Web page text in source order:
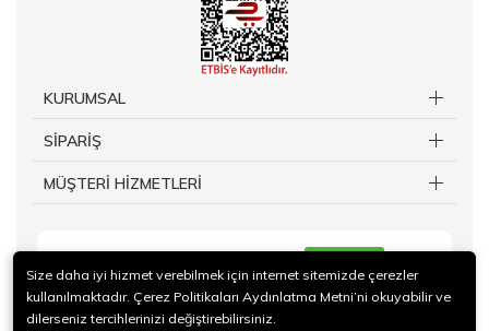
KURUMSAL
SİPARİŞ
MÜŞTERİ HİZMETLERİ
Size daha iyi hizmet verebilmek için internet sitemizde çerezler
kullanılmaktadır. Çerez Politikaları Aydınlatma Metni’ni okuyabilir ve
dilerseniz tercihlerinizi değiştirebilirsiniz.